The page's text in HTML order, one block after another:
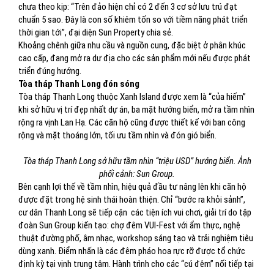
chưa theo kịp: “Trên đảo hiện chỉ có 2 đến 3 cơ sở lưu trú đạt
chuẩn 5 sao. Đây là con số khiêm tốn so với tiềm năng phát triển
thời gian tới”, đại diện Sun Property chia sẻ.
Khoảng chênh giữa nhu cầu và nguồn cung, đặc biệt ở phân khúc
cao cấp, đang mở ra dư địa cho các sản phẩm mới nếu được phát
triển đúng hướng.
Tòa tháp Thanh Long đón sóng
Tòa tháp Thanh Long thuộc Xanh Island được xem là “của hiếm”
khi sở hữu vị trí đẹp nhất dự án, ba mặt hướng biển, mở ra tầm nhìn
rộng ra vịnh Lan Hạ. Các căn hộ cũng được thiết kế với ban công
rộng và mặt thoáng lớn, tối ưu tầm nhìn và đón gió biển.
Tòa tháp Thanh Long sở hữu tầm nhìn “triệu USD” hướng biển. Ảnh
phối cảnh: Sun Group.
Bên cạnh lợi thế về tầm nhìn, hiệu quả đầu tư nâng lên khi căn hộ
được đặt trong hệ sinh thái hoàn thiện. Chỉ “bước ra khỏi sảnh”,
cư dân Thanh Long sẽ tiếp cận các tiện ích vui chơi, giải trí do tập
đoàn Sun Group kiến tạo: chợ đêm VUI-Fest với ẩm thực, nghệ
thuật đường phố, âm nhạc, workshop sáng tạo và trải nghiệm tiêu
dùng xanh. Điểm nhấn là các đêm pháo hoa rực rỡ được tổ chức
định kỳ tại vịnh trung tâm. Hành trình cho các “cú đêm” nối tiếp tại